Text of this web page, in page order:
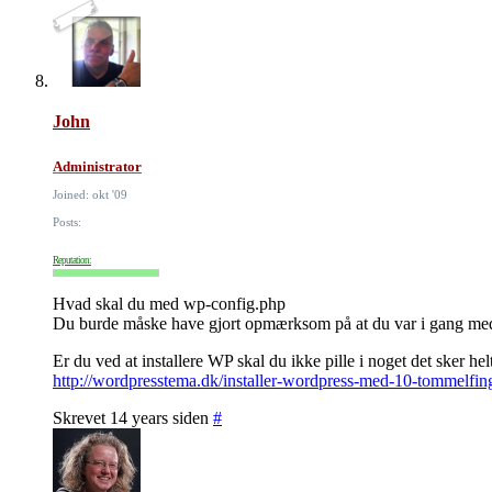
John
Administrator
Joined: okt '09
Posts:
Reputation:
Hvad skal du med wp-config.php
Du burde måske have gjort opmærksom på at du var i gang
Er du ved at installere WP skal du ikke pille i noget det sker
http://wordpresstema.dk/installer-wordpress-med-10-
Skrevet 14 years siden #